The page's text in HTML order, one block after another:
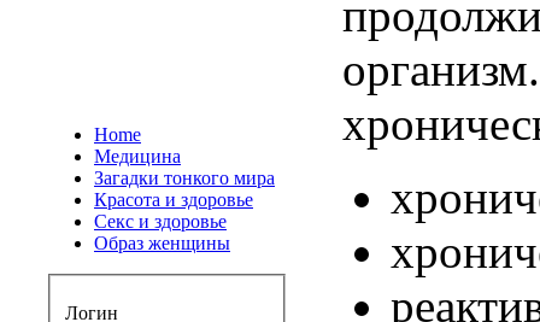
Home
Медицина
Загадки тонкого мира
Красота и здоровье
Секс и здоровье
Образ женщины
Логин